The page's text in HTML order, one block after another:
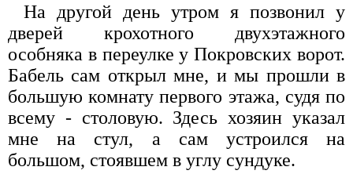
На другой день утром я позвонил у
дверей крохотного двухэтажного
особняка в переулке у Покровских ворот.
Бабель сам открыл мне, и мы прошли в
большую комнату первого этажа, судя по
всему - столовую. Здесь хозяин указал
мне на стул, а сам устроился на
большом, стоявшем в углу сундуке.